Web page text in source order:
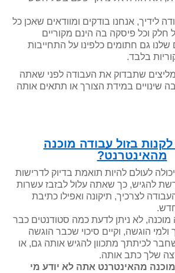
לידיך, אנחנו בודקים ומוודאים שאכן כל
חלק וכל פיסקה בה הינם מקוריים
שלנו גם חתומים כלפינו על התחייבות
בלבד.
שתבדוק את העבודה לפני שאתה
שינויים במידת הצורך או תתאים אותה
בזול עבודה מוכנה
מהאינטרנט?
לעולם להיות תואמת בדיוק לדרישות
להגיש, כך שאתה עלול לבזבז עשרות
לצרכיך, תיקונה ואפילו כתיבת
לא ניתן לדעת כמה סטודנטים כבר
ולמי הוגשה, וקיים סיכוי שכבר הוגשה
לכיתתך מתכוון להגיש אותה גם, או
שלך כתב אותה.
מהאינטרנט אתה לא יודע מי